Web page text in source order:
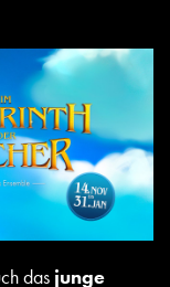
das junge